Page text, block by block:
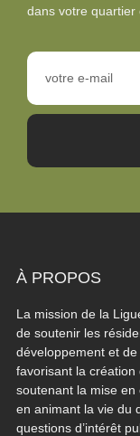
dans votre quartier
À PROPOS
La mission de la
de soutenir les
développement et
favorisant la création
soutenant la mise
en animant la vie du
questions d’intérêt